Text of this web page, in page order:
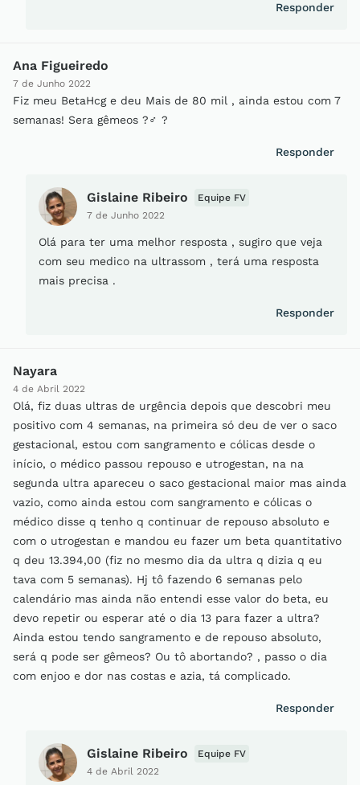
Responder
Ana Figueiredo
7 de Junho 2022
Fiz meu BetaHcg e deu Mais de 80 mil , ainda estou com 7
semanas! Sera gêmeos ?‍♂️ ?
Responder
Gislaine Ribeiro
7 de Junho 2022
Equipe FV
Olá para ter uma melhor resposta , sugiro que veja
com seu medico na ultrassom , terá uma resposta
mais precisa .
Responder
Nayara
4 de Abril 2022
Olá, fiz duas ultras de urgência depois que descobri meu
positivo com 4 semanas, na primeira só deu de ver o saco
gestacional, estou com sangramento e cólicas desde o
início, o médico passou repouso e utrogestan, na na
segunda ultra apareceu o saco gestacional maior mas ainda
vazio, como ainda estou com sangramento e cólicas o
médico disse q tenho q continuar de repouso absoluto e
com o utrogestan e mandou eu fazer um beta quantitativo
q deu 13.394,00 (fiz no mesmo dia da ultra q dizia q eu
tava com 5 semanas). Hj tô fazendo 6 semanas pelo
calendário mas ainda não entendi esse valor do beta, eu
devo repetir ou esperar até o dia 13 para fazer a ultra?
Ainda estou tendo sangramento e de repouso absoluto,
será q pode ser gêmeos? Ou tô abortando? , passo o dia
com enjoo e dor nas costas e azia, tá complicado.
Responder
Gislaine Ribeiro
4 de Abril 2022
Equipe FV